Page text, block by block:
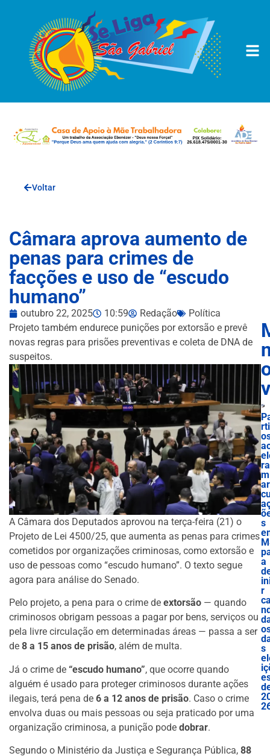
Voltar
Câmara aprova aumento de
penas para crimes de
facções e uso de “escudo
humano”
outubro 22, 2025 10:59 Redação
Política
Projeto também endurece punições por extorsão e prevê
novas regras para prisões preventivas e coleta de DNA de
suspeitos.
A Câmara dos Deputados aprovou na terça-feira (21) o
Projeto de Lei 4500/25, que aumenta as penas para crimes
cometidos por organizações criminosas, como extorsão e
uso de pessoas como “escudo humano”. O texto segue
agora para análise do Senado.
Pelo projeto, a pena para o crime de extorsão — quando
criminosos obrigam pessoas a pagar por bens, serviços ou
pela livre circulação em determinadas áreas — passa a ser
de 8 a 15 anos de prisão, além de multa.
Já o crime de “escudo humano”, que ocorre quando
alguém é usado para proteger criminosos durante ações
ilegais, terá pena de 6 a 12 anos de prisão. Caso o crime
envolva duas ou mais pessoas ou seja praticado por uma
organização criminosa, a punição pode dobrar.
Segundo o Ministério da Justiça e Segurança Pública, 88
ra
m
s
a
r
s